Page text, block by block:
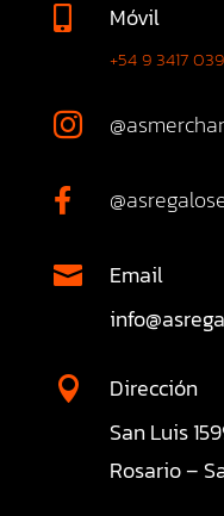
 Móvil
+54 9 3417



Email

Dirección
San Luis
Rosario –